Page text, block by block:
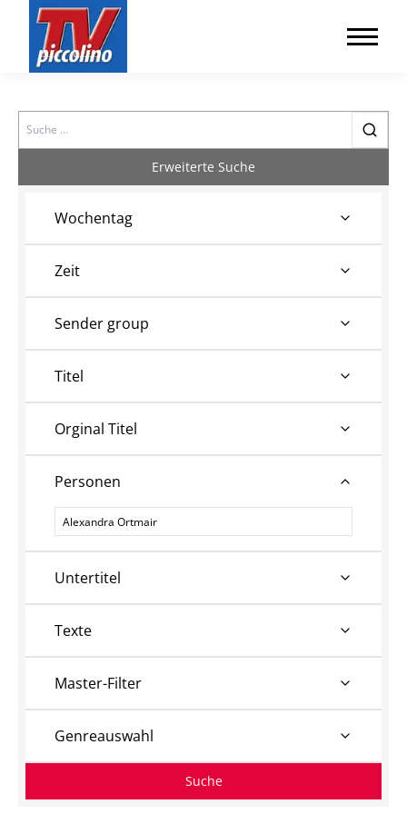
Search
Erweiterte Suche
Wochentag
Zeit
Sender group
Titel
Orginal Titel
Personen
Personen
Untertitel
Texte
Master-Filter
Genreauswahl
Suche